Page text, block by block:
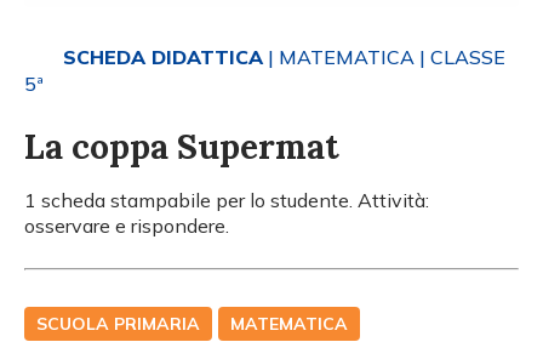
SCHEDA DIDATTICA | MATEMATICA | CLASSE
5ª
La coppa Supermat
1 scheda stampabile per lo studente. Attività:
osservare e rispondere.
SCUOLA PRIMARIA MATEMATICA